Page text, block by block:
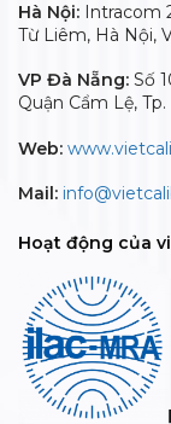
Hà Nội: Intracom
Từ Liêm, Hà Nội,
VP Đà Nẵng: Số
Quận Cẩm Lệ,
Web:
Mail:
Hoạt động của